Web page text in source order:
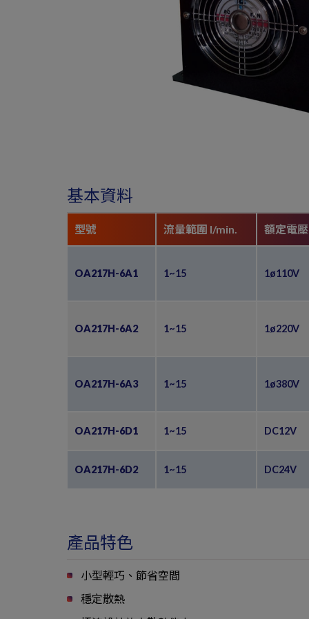
基本資料
型號 流量範圍 l/min. 額定電
OA217H-6A1 1~15 1ø110V
OA217H-6A2 1~15 1ø220V
OA217H-6A3 1~15 1ø380V
OA217H-6D1 1~15 DC12V
OA217H-6D2 1~15 DC24V
產品特色
小型輕巧、節省空間
穩定散熱